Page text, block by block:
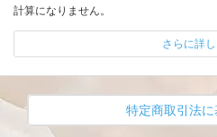
計算になりません。
さらに詳し
特定商取引法